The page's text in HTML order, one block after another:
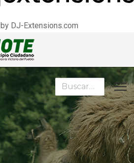
by DJ-Extensions.com
Buscar